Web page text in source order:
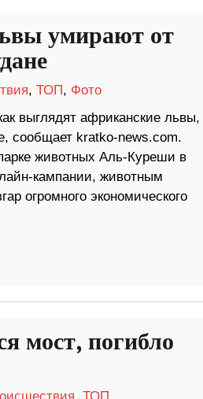
умирают от
, ТОП, Фото
выглядят африканские львы,
сообщает kratko-news.com.
животных Аль-Куреши в
кампании, животным
огромного экономического
мост, погибло